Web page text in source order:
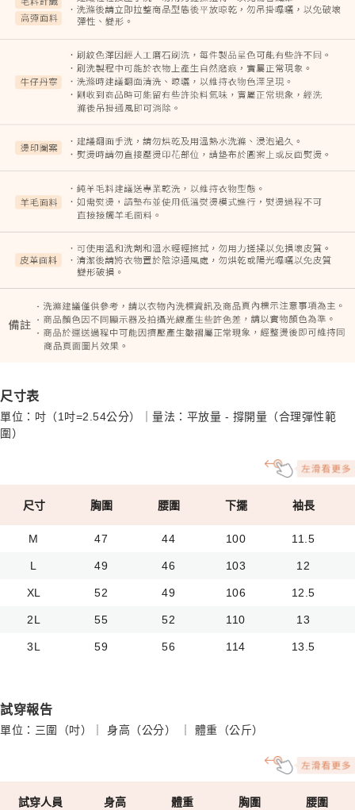
尺寸表
單位：吋（1吋=2.54公分）｜量法：平放量 - 撐開量（合理彈性範
圍）
尺寸 胸圍 腰圍 下擺 袖長
M 47 44 100 11.5
L 49 46 103 12
XL 52 49 106 12.5
2L 55 52 110 13
3L 59 56 114 13.5
試穿報告
單位：三圍（吋）｜ 身高（公分） ｜ 體重（公斤）
試穿人員 身高 體重 胸圍 腰圍